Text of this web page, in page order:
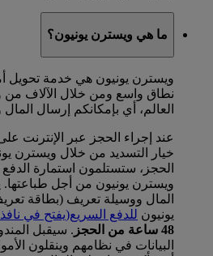
ما هي ويسترن يونيون؟
ويسترن يونيون هي خدمة تحويل
نطاق واسع ومن خلال الآلاف من
العالم، أي بإمكانكم إرسال
خيار التسديد من خلال ويسترن
الحجز، ستستلمون استمارة
ويسترن يونيون من أجل طباعتها.
المال ووسيلة تعريف (بطاقة
يونيون للدفع السريع(يفتح في
48 ساعة من الحجز
. سيقبل
البيانات في نظامهم وينقلون